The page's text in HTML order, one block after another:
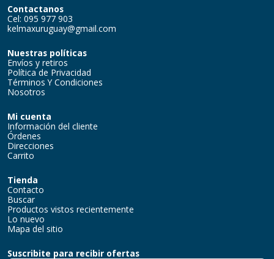
Contactanos
Cel: 095 977 903
kelmaxuruguay@gmail.com
Nuestras políticas
Envíos y retiros
Política de Privacidad
Términos Y Condiciones
Nosotros
Mi cuenta
Información del cliente
Órdenes
Direcciones
Carrito
Tienda
Contacto
Buscar
Productos vistos recientemente
Lo nuevo
Mapa del sitio
Suscribite para recibir ofertas